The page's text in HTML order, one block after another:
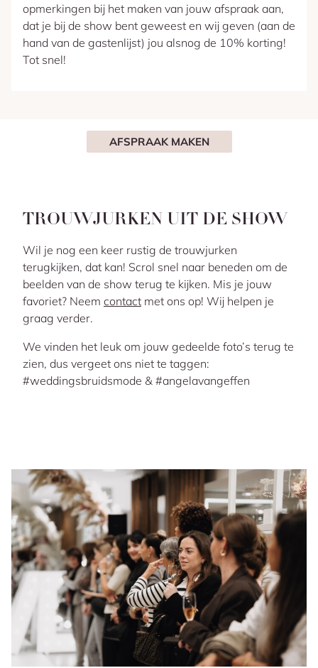
opmerkingen bij het maken van jouw afspraak aan,
dat je bij de show bent geweest en wij geven (aan de
hand van de gastenlijst) jou alsnog de 10% korting!
Tot snel!
AFSPRAAK MAKEN
TROUWJURKEN UIT DE SHOW
Wil je nog een keer rustig de trouwjurken
terugkijken, dat kan! Scrol snel naar beneden om de
beelden van de show terug te kijken. Mis je jouw
favoriet? Neem contact met ons op! Wij helpen je
graag verder.
We vinden het leuk om jouw gedeelde foto’s terug te
zien, dus vergeet ons niet te taggen:
#weddingsbruidsmode & #angelavangeffen